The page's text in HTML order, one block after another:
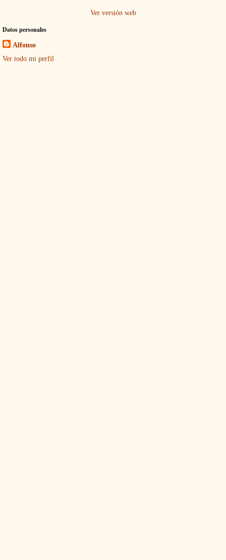
Ver versión web
Datos personales
Alfonso
Ver todo mi perfil